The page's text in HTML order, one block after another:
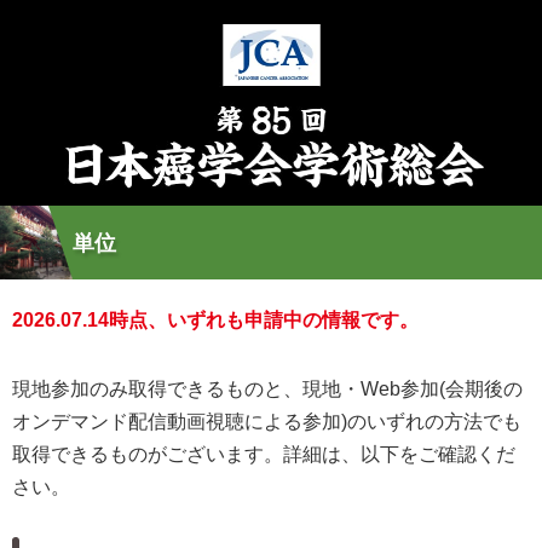
単位
2026.07.14時点、いずれも申請中の情報です。
現地参加のみ取得できるものと、現地・Web参加(会期後の
オンデマンド配信動画視聴による参加)のいずれの方法でも
取得できるものがございます。詳細は、以下をご確認くだ
さい。